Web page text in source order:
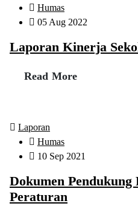
Humas
05 Aug 2022
Laporan Kinerja
Read More
Laporan
Humas
10 Sep 2021
Dokumen Pendukung
Peraturan